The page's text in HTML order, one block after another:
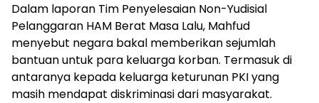
Dalam laporan Tim Penyelesaian Non-Yudisial
Pelanggaran HAM Berat Masa Lalu, Mahfud
menyebut negara bakal memberikan sejumlah
bantuan untuk para keluarga korban. Termasuk di
antaranya kepada keluarga keturunan PKI yang
masih mendapat diskriminasi dari masyarakat.